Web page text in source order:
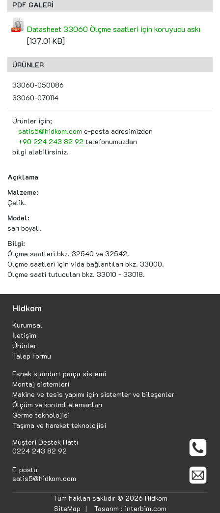
PDF GALERİ
Datasheet 33060 Ölçme saatleri için koruyucu askı
[137.01 KB]
ÜRÜNLER
33060-050086
33060-070114
Ürünler için;
satis5@hidkom.com e-posta adresimizden
+90 224 243 82 92 telefonumuzdan
bilgi alabilirsiniz.
Açıklama
Malzeme:
Çelik.
Model:
sarı boyalı.
Bilgi:
Ölçme saatleri bkz. 32540 ve 32542.
Ölçme saatleri için vida bağlantıları bkz. 33000.
Ölçme saati tutucuları bkz. 33010 - 33018.
Hidkom
Kurumsal
İletişim
Ürünler
Talep Formu
Esnek standart parça sistemi
Montaj sistemleri
Makine ve tesis yapımı için sistemler ve bileşenler
Ölçüm ve kontrol elemanları
Germe teknolojisi
Taşıma ve hareket teknolojisi
Müşteri Destek Hattı
0224 243 82 92
E-posta
satis5@hidkom.com
Tüm hakları saklıdır © 2026 Hidkom
SiteMap | Tasarım : interbim.com